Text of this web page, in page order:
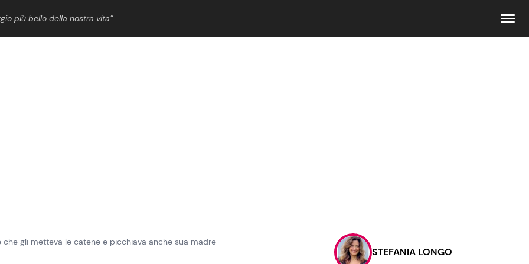
più bello della nostra vita”
Contattaci
Pubblicità
gli metteva le catene e picchiava anche sua madre
STEFANIA LONGO